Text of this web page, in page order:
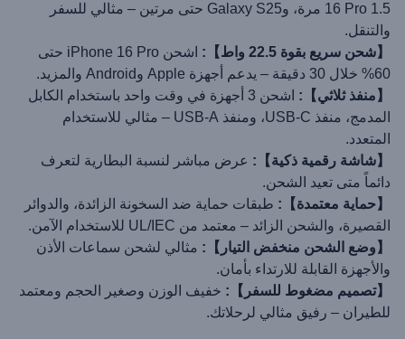
16 Pro 1.5 مرة، وGalaxy S25 حتى مرتين – مثالي للسفر
والتنقل.
【شحن سريع بقوة 22.5 واط】:
اشحن iPhone 16 Pro حتى
60% خلال 30 دقيقة – يدعم أجهزة Apple وAndroid والمزيد.
【منفذ ثلاثي】:
اشحن 3 أجهزة في وقت واحد باستخدام الكابل
المدمج، منفذ USB-C، ومنفذ USB-A – مثالي للاستخدام
المتعدد.
【شاشة رقمية ذكية】: عرض مباشر لنسبة البطارية لتعرف
دائماً متى تعيد الشحن.
【حماية معتمدة】: طبقات حماية ضد السخونة الزائدة، والدوائر
القصيرة، والشحن الزائد – معتمد من UL/IEC للاستخدام الآمن.
【وضع الشحن منخفض التيار】: مثالي لشحن سماعات الأذن
والأجهزة القابلة للارتداء بأمان.
【تصميم مضغوط للسفر】: خفيف الوزن وصغير الحجم ومعتمد
للطيران – رفيق مثالي لرحلاتك.